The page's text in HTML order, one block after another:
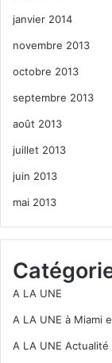
janvier 2014
novembre 2013
octobre 2013
septembre 2013
août 2013
juillet 2013
juin 2013
mai 2013
A LA UNE
A LA UNE à Miami
A LA UNE Actualité